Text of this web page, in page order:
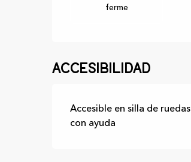
ferme
Accesibilidad
Accesible en silla de ruedas
con ayuda